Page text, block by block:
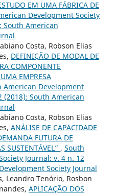
EM UMA FÁBRICA DE
Development Society
South American
Costa, Robson Elias
DEFINIÇÃO DE MODAL DE
COMPONENTE
EMPRESA
American Development
(2018): South American
Costa, Robson Elias
ANÁLISE DE CAPACIDADE
FUTURA DE
SUSTENTÁVEL” , South
Journal: v. 4 n. 12
Society Journal
Leandro Tenório, Rosbon
APLICAÇÃO DOS